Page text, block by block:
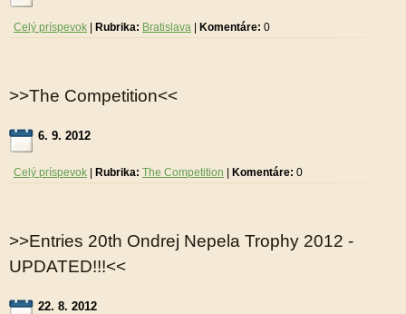
Celý príspevok Rubrika: Bratislava Komentáre: 0
>>The Competition<<
6. 9. 2012
Celý príspevok Rubrika: The Competition Komentáre: 0
>>Entries 20th Ondrej Nepela Trophy 2012 -
UPDATED!!!<<
22. 8. 2012